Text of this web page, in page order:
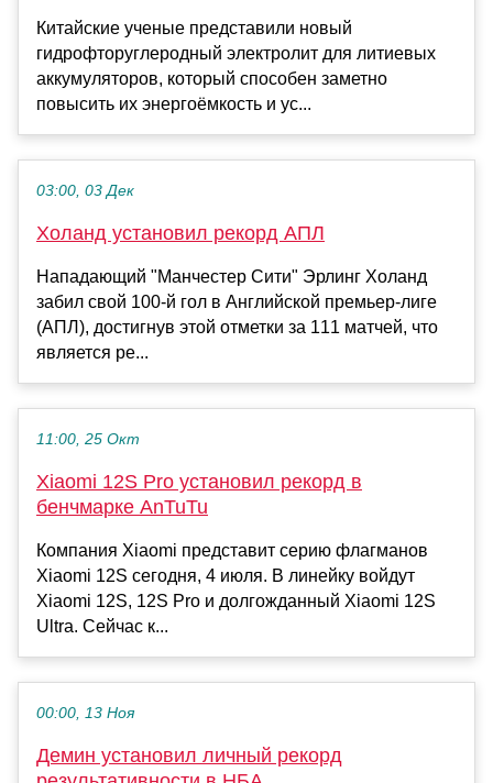
Китайские ученые представили новый
гидрофторуглеродный электролит для литиевых
аккумуляторов, который способен заметно
повысить их энергоёмкость и ус...
03:00, 03 Дек
Холанд установил рекорд АПЛ
Нападающий "Манчестер Сити" Эрлинг Холанд
забил свой 100-й гол в Английской премьер-лиге
(АПЛ), достигнув этой отметки за 111 матчей, что
является ре...
11:00, 25 Окт
Xiaomi 12S Pro установил рекорд в
бенчмарке AnTuTu
Компания Xiaomi представит серию флагманов
Xiaomi 12S сегодня, 4 июля. В линейку войдут
Xiaomi 12S, 12S Pro и долгожданный Xiaomi 12S
Ultra. Сейчас к...
00:00, 13 Ноя
Демин установил личный рекорд